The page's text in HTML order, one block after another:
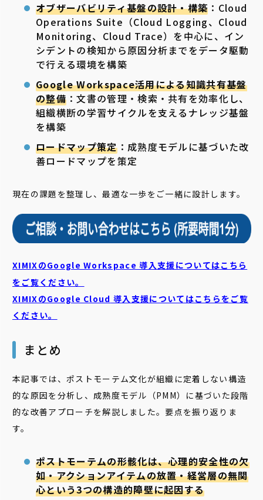
オブザーバビリティ基盤の設計・構築 ：Cloud
Operations Suite（Cloud Logging、Cloud
Monitoring、Cloud Trace）を中心に、イン
シデントの検知から原因分析までをデータ駆動
で行える環境を構築
Google Workspace活用による知識共有基盤
の整備：文書の管理・検索・共有を効率化し、
組織横断の学習サイクルを支えるナレッジ基盤
を構築
ロードマップ策定：成熟度モデルに基づいた改
善ロードマップを策定
現在の課題を整理し、最適な一歩をご一緒に設計します。
XIMIXのGoogle Workspace 導入支援についてはこちら
をご覧ください。
XIMIXのGoogle Cloud 導入支援についてはこちらをご覧
ください。
まとめ
本記事では、ポストモーテム文化が組織に定着しない構造
的な原因を分析し、成熟度モデル（PMM）に基づいた段階
的な改善アプローチを解説しました。要点を振り返りま
す。
ポストモーテムの形骸化は、心理的安全性の欠
如・アクションアイテムの放置・経営層の無関
心という3つの構造的障壁に起因する